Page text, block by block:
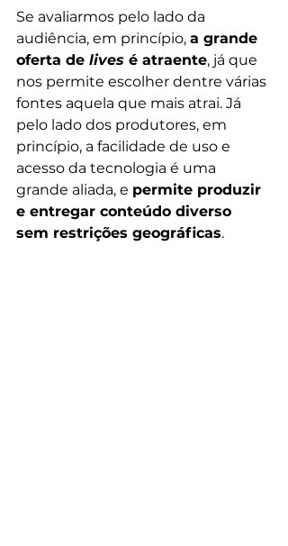
Se avaliarmos pelo lado da
audiência, em princípio, a grande
oferta de lives é atraente, já que
nos permite escolher dentre várias
fontes aquela que mais atrai. Já
pelo lado dos produtores, em
princípio, a facilidade de uso e
acesso da tecnologia é uma
grande aliada, e permite produzir
e entregar conteúdo diverso
sem restrições geográficas.